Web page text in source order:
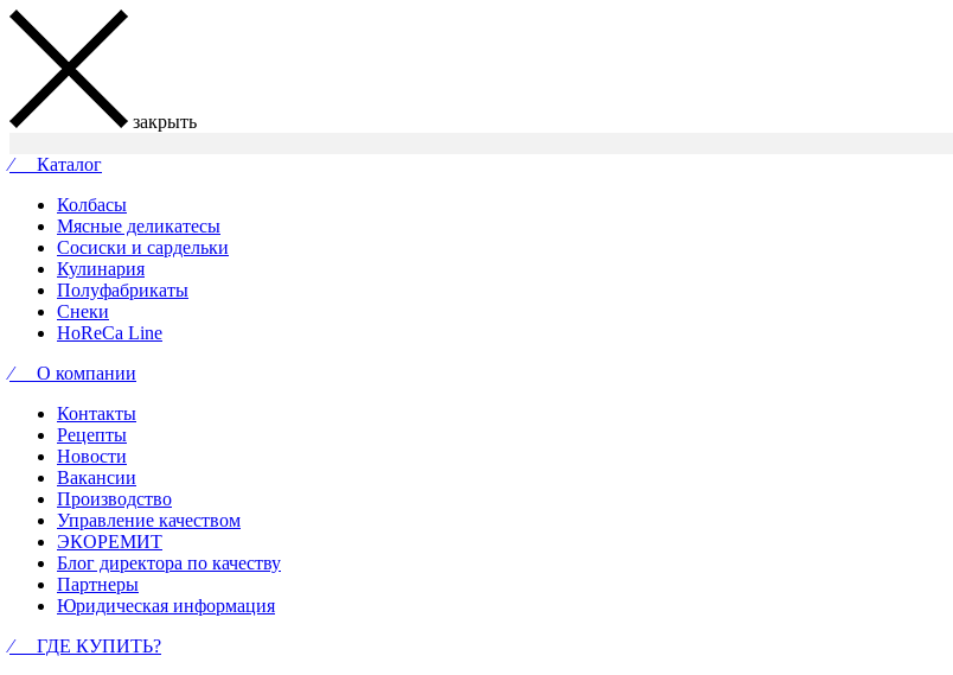
закрыть
⁄ Каталог
Колбасы
Мясные деликатесы
Сосиски и сардельки
Кулинария
Полуфабрикаты
Снеки
HoReCa Line
⁄ О компании
Контакты
Рецепты
Новости
Вакансии
Производство
Управление качеством
ЭКОРЕМИТ
Блог директора по качеству
Партнеры
Юридическая информация
⁄ ГДЕ КУПИТЬ?